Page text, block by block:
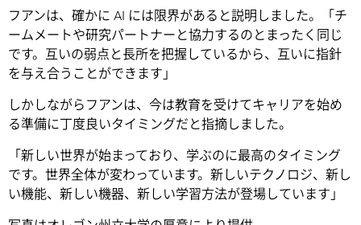
フアンは、確かに AI には限界があると説明しました。「チ
ームメートや研究パートナーと協力するのとまったく同じ
です。互いの弱点と長所を把握しているから、互いに指針
を与え合うことができます」
しかしながらフアンは、今は教育を受けてキャリアを始め
る準備に丁度良いタイミングだと指摘しました。
「新しい世界が始まっており、学ぶのに最高のタイミング
です。世界全体が変わっています。新しいテクノロジ、新し
い機能、新しい機器、新しい学習方法が登場しています」